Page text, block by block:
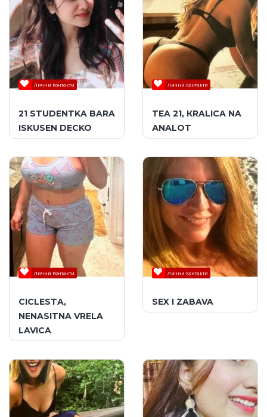
Лични Контакти
21 STUDENTKA BARA
ISKUSEN DECKO
Лични Контакти
TEA 21, КRALICA NA
АNALOT
Лични Контакти
CICLESTA,
NENASITNA VRELA
LAVICA
Лични Контакти
SEX I ZABAVA